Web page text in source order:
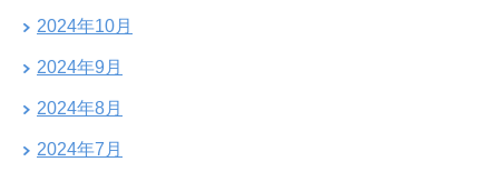
2024年10月
2024年9月
2024年8月
2024年7月